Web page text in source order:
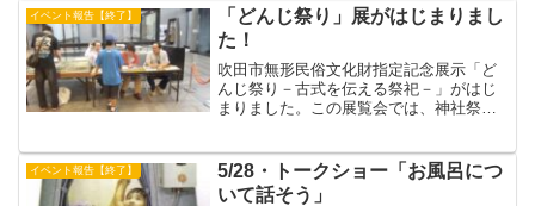
年の漢字」を書いてるので有名ですが、
マスコミでは背中...
イベント報告【終了】
「どんじ祭り」展がはじまりまし
た！
吹田市無形民俗文化財指定記念展示「ど
んじ祭り－古式を伝える祭祀－」がはじ
まりました。この展覧会では、神社祭礼
その初日。観覧無料日でした。博物館ボ
ランティアによる...
イベント報告【終了】
5/28・トークショー「お風呂につ
いて話そう」